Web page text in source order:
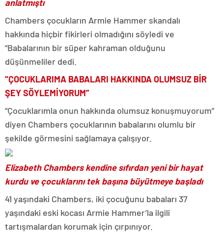
anlatmıştı
Chambers çocukların Armie Hammer skandalı
hakkında hiçbir fikirleri olmadığını söyledi ve
“Babalarının bir süper kahraman olduğunu
düşünmeliler dedi.
“ÇOCUKLARIMA BABALARI HAKKINDA OLUMSUZ BİR
ŞEY SÖYLEMİYORUM”
“Çocuklarımla onun hakkında olumsuz konuşmuyorum”
diyen Chambers çocuklarının babalarını olumlu bir
şekilde görmesini sağlamaya çalışıyor.
Elizabeth Chambers kendine sıfırdan yeni bir hayat
kurdu ve çocuklarını tek başına büyütmeye başladı
41 yaşındaki Chambers, iki çocuğunu babaları 37
yaşındaki eski kocası Armie Hammer’la ilgili
tartışmalardan korumak için çırpınıyor.